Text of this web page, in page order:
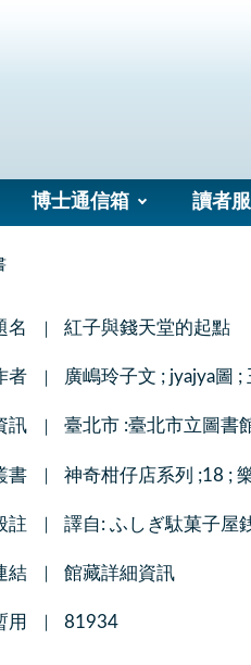
博士通信箱 讀者
名 紅子與錢天堂的起點
者 廣嶋玲子文 ; jyajya圖 ;
訊 臺北市 :臺北市立圖書
書 神奇柑仔店系列 ;18 ;
註 譯自: ふしぎ駄菓子屋
結 館藏詳細資訊
用 81934